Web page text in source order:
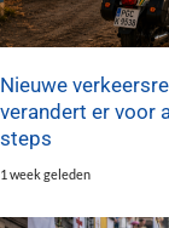
Nieuwe
verandert er voor
steps
1 week geleden